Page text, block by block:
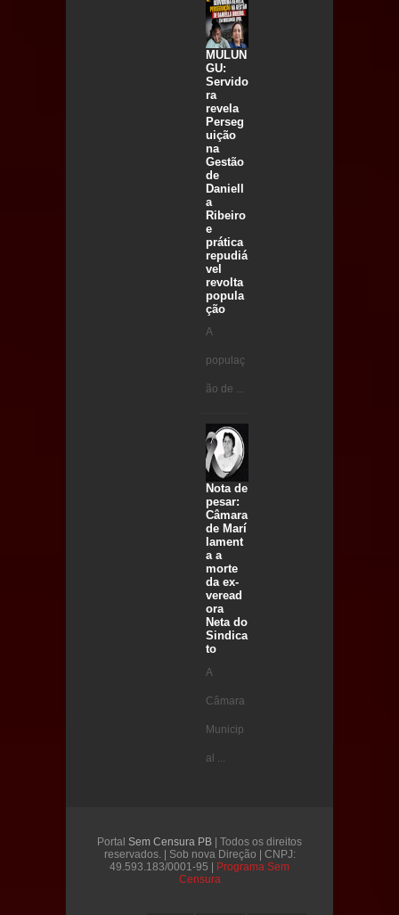
MULUN
GU:
Servido
ra
revela
Perseg
uição
na
Gestão
de
Daniell
a
Ribeiro
e
prática
repudiá
vel
revolta
popula
ção
A
populaç
ão de ...
Nota de
pesar:
Câmara
de Marí
lament
a a
morte
da ex-
veread
ora
Neta do
Sindica
to
A
Câmara
Municip
al ...
Portal Sem Censura PB | Todos os direitos
reservados. | Sob nova Direção | CNPJ:
49.593.183/0001-95 | Programa Sem
Censura